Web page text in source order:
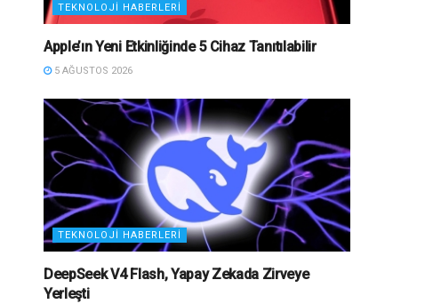
TEKNOLOJI HABERLERI
Apple’ın Yeni Etkinliğinde 5 Cihaz Tanıtılabilir
5 AĞUSTOS 2026
TEKNOLOJI HABERLERI
DeepSeek V4 Flash, Yapay Zekada Zirveye
Yerleşti